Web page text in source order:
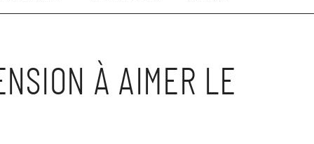
À AIMER LE